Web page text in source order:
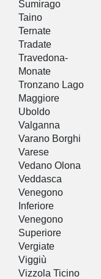
Sumirago
Taino
Ternate
Tradate
Travedona-
Monate
Tronzano Lago
Maggiore
Uboldo
Valganna
Varano Borghi
Varese
Vedano Olona
Veddasca
Venegono
Inferiore
Venegono
Superiore
Vergiate
Viggiù
Vizzola Ticino